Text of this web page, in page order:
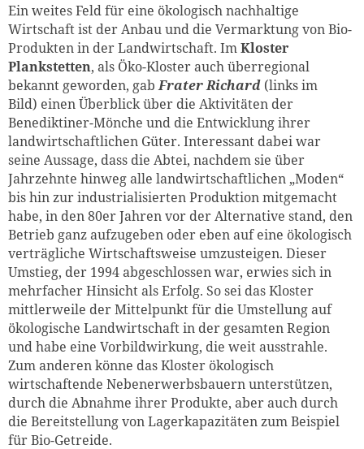
Ein weites Feld für eine ökologisch nachhaltige
Wirtschaft ist der Anbau und die Vermarktung von Bio-
Produkten in der Landwirtschaft. ImKloster
Plankstetten, als Öko-Kloster auch überregional
bekannt geworden, gabFrater Richard (links im
Bild) einen Überblick über die Aktivitäten der
Benediktiner-Mönche und die Entwicklung ihrer
landwirtschaftlichen Güter. Interessant dabei war
seine Aussage, dass die Abtei, nachdem sie über
Jahrzehnte hinweg alle landwirtschaftlichen „Moden“
bis hin zur industrialisierten Produktion mitgemacht
habe, in den 80er Jahren vor der Alternative stand, den
Betrieb ganz aufzugeben oder eben auf eine ökologisch
verträgliche Wirtschaftsweise umzusteigen. Dieser
Umstieg, der 1994 abgeschlossen war, erwies sich in
mehrfacher Hinsicht als Erfolg. So sei das Kloster
mittlerweile der Mittelpunkt für die Umstellung auf
ökologische Landwirtschaft in der gesamten Region
und habe eine Vorbildwirkung, die weit ausstrahle.
Zum anderen könne das Kloster ökologisch
wirtschaftende Nebenerwerbsbauern unterstützen,
durch die Abnahme ihrer Produkte, aber auch durch
die Bereitstellung von Lagerkapazitäten zum Beispiel
für Bio-Getreide.